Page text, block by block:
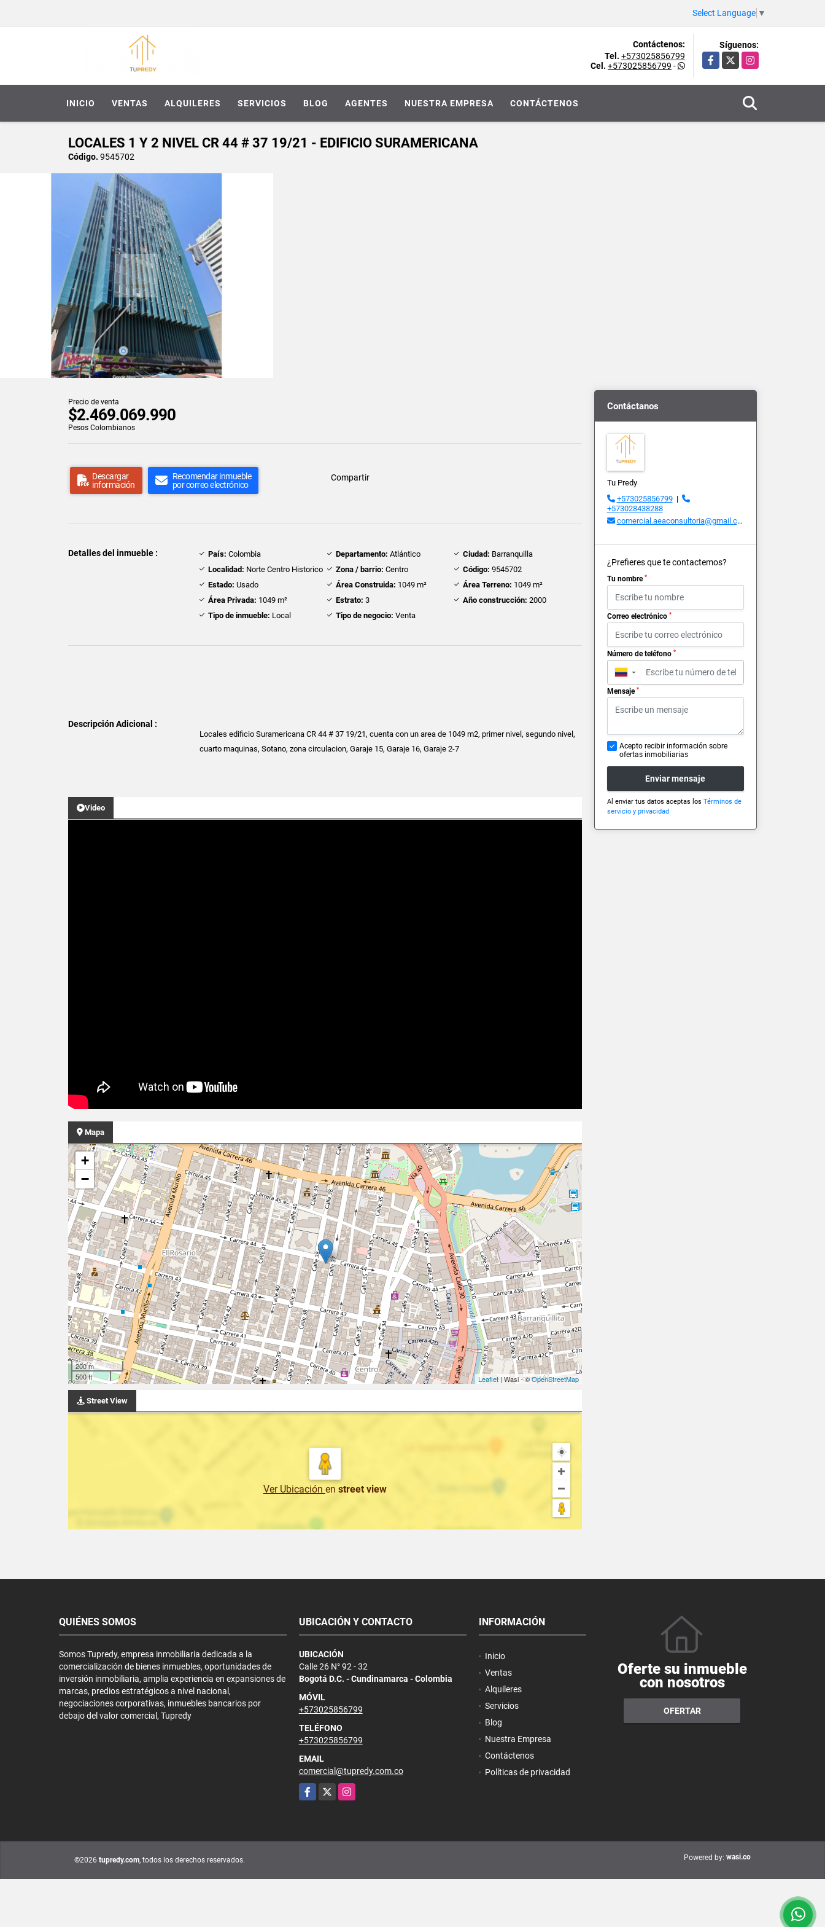
Select Language ▼
Contáctenos:
Tel. +573025856799
Cel. +573025856799 -
Síguenos:
Facebook
X Instagram
INICIO VENTAS ALQUILERES SERVICIOS BLOG AGENTES NUESTRA EMPRESA CONTÁCTENOS
LOCALES 1 Y 2 NIVEL CR 44 # 37 19/21 - EDIFICIO SURAMERICANA
Código. 9545702
Precio de venta
$2.469.069.990
Pesos Colombianos
Descargar
información
Recomendar inmueble
por correo electrónico
Compartir
Detalles del inmueble : País: Colombia Departamento: Atlántico Ciudad: Barranquilla
Localidad: Norte Centro Historico Zona / barrio: Centro Código: 9545702
Estado: Usado Área Construida: 1049 m² Área Terreno: 1049 m²
Área Privada: 1049 m² Estrato: 3 Año construcción: 2000
Tipo de inmueble: Local Tipo de negocio: Venta
Descripción Adicional :
Locales edificio Suramericana CR 44 # 37 19/21, cuenta con un area de 1049 m2, primer nivel, segundo nivel,
cuarto maquinas, Sotano, zona circulacion, Garaje 15, Garaje 16, Garaje 2-7
Video
Mapa
+
−
200 m
500 ft
Leaflet| Wasi - ©OpenStreetMap
Street View
Ver Ubicación en street view
Contáctanos
Tu Predy
+573025856799|
+573028438288
comercial.aeaconsultoria@gmail.com
¿Prefieres que te contactemos?
Tu nombre *
Correo electrónico *
Número de teléfono *
▼
Mensaje *
Acepto recibir información sobre
ofertas inmobiliarias
Enviar mensaje
Al enviar tus datos aceptas los Términos de
servicio y privacidad
QUIÉNES SOMOS
Somos Tupredy, empresa inmobiliaria dedicada a la
comercialización de bienes inmuebles, oportunidades de
inversión inmobiliaria, amplia experiencia en expansiones de
marcas, predios estratégicos a nivel nacional,
negociaciones corporativas, inmuebles bancarios por
debajo del valor comercial, Tupredy
UBICACIÓN Y CONTACTO
UBICACIÓN
Calle 26 N° 92 - 32
Bogotá D.C. - Cundinamarca - Colombia
MÓVIL
+573025856799
TELÉFONO
+573025856799
EMAIL
comercial@tupredy.com.co
Facebook
X Instagram
INFORMACIÓN
Inicio
Ventas
Alquileres
Servicios
Blog
Nuestra Empresa
Contáctenos
Políticas de privacidad
Oferte su inmueble
con nosotros
OFERTAR
©2026 tupredy.com, todos los derechos reservados. Powered by: wasi.co